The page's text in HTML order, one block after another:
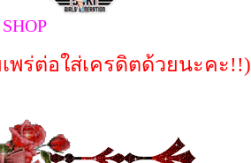
พร่ต่อใส่เครดิตด้วยนะคะ!!)